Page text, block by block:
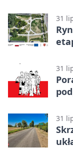
31
31
31